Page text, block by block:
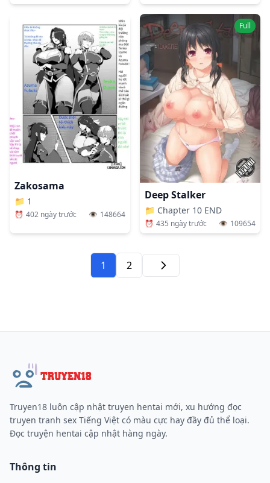
Zakosama
📁 1
⏰ 402 ngày trước 👁️ 148664
Full
Deep Stalker
📁 Chapter 10 END
⏰ 435 ngày trước 👁️ 109654
1 2 Tiếp
Truyen18 luôn cập nhật truyen hentai mới, xu hướng đọc
truyen tranh sex Tiếng Việt có màu cực hay đầy đủ thể loại.
Đọc truyện hentai cập nhật hàng ngày.
Thông tin